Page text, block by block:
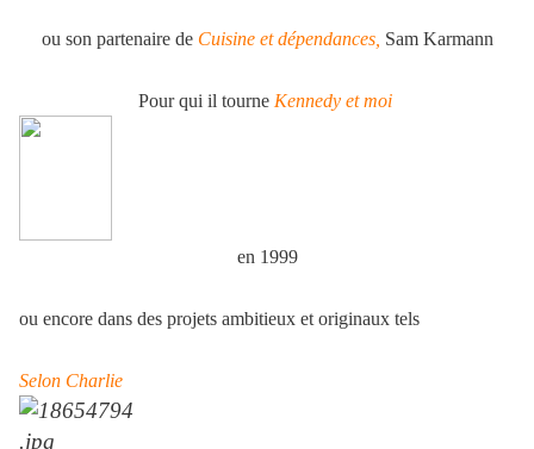
ou son partenaire de Cuisine et dépendances, Sam Karmann
Pour qui il tourne Kennedy et moi
en 1999
ou encore dans des projets ambitieux et originaux tels
Selon Charlie